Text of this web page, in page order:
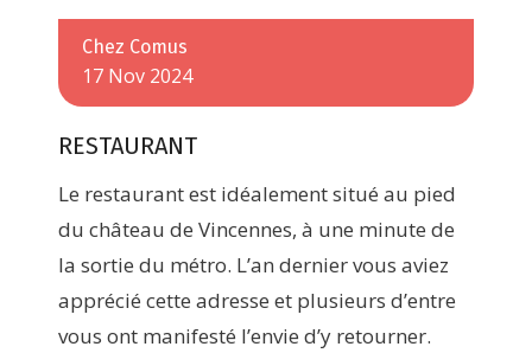
Chez Comus
17 Nov 2024
RESTAURANT
Le restaurant est idéalement situé au pied
du château de Vincennes, à une minute de
la sortie du métro. L’an dernier vous aviez
apprécié cette adresse et plusieurs d’entre
vous ont manifesté l’envie d’y retourner.